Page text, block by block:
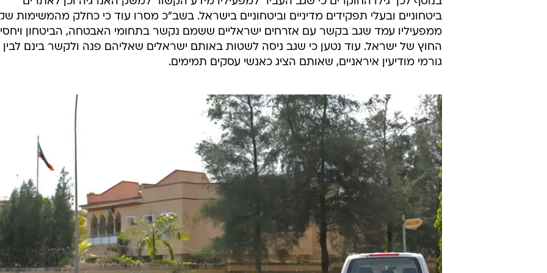
ביטחוניים ובעלי תפקידים מדיניים וביטחוניים בישראל. בשב"כ מסרו עוד כי כחלק מהמשימות
ממפעיליו עמד שגב בקשר עם אזרחים ישראליים ששמם נקשר בתחומי האבטחה, הביטחון ויחסי
החוץ של ישראל. עוד נטען כי שגב ניסה לשטות באותם ישראלים שאליהם פנה ולקשר בינם לבין
גורמי מודיעין איראניים, שאותם הציג כאנשי עסקים תמימים.